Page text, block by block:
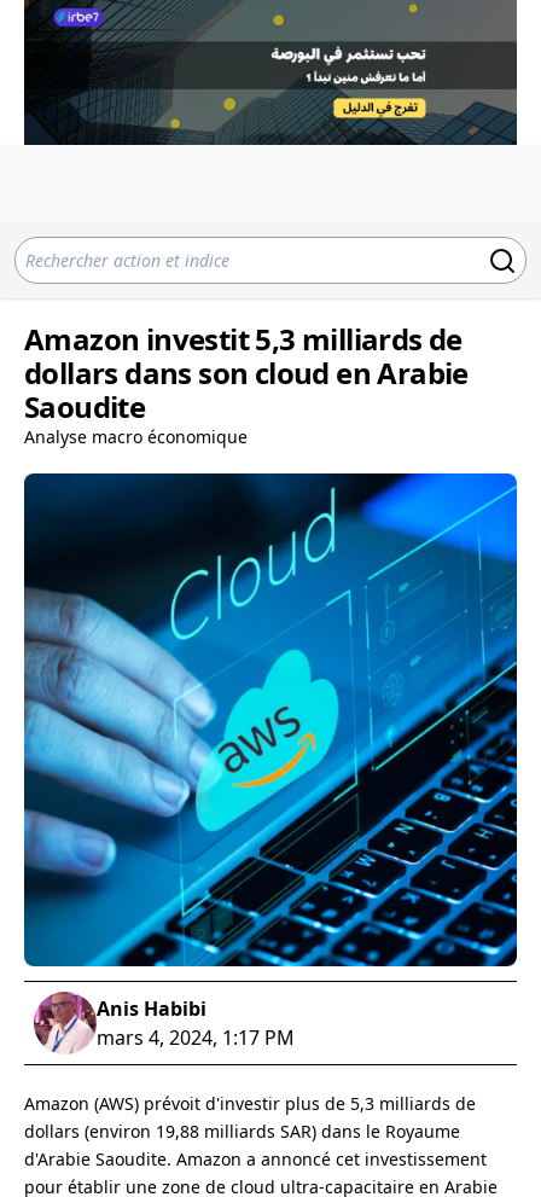
Amazon investit 5,3 milliards de
dollars dans son cloud en Arabie
Saoudite
Analyse macro économique
Anis Habibi
mars 4, 2024, 1:17 PM
Amazon (AWS) prévoit d'investir plus de 5,3 milliards de
dollars (environ 19,88 milliards SAR) dans le Royaume
d'Arabie Saoudite. Amazon a annoncé cet investissement
pour établir une zone de cloud ultra-capacitaire en Arabie